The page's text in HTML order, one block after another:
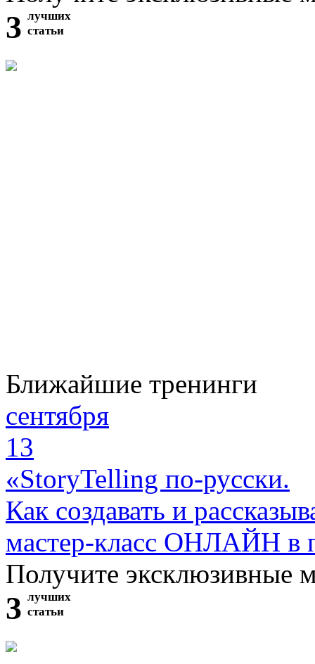
3 лучших
статьи
Ближайшие тренинги
сентября
13
«StoryTelling по-русски.
Как создавать и
мастер-класс ОНЛАЙН в
Получите эксклюзивные
3 лучших
статьи